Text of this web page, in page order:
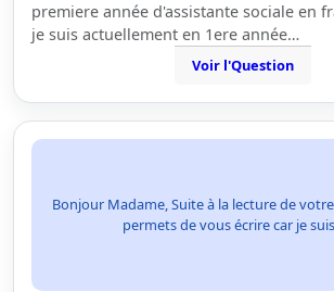
premiere année d'assistante sociale en
je suis actuellement en 1ere année…
Voir l'Question
Bonjour Madame, Suite à la lecture de
permets de vous écrire car je